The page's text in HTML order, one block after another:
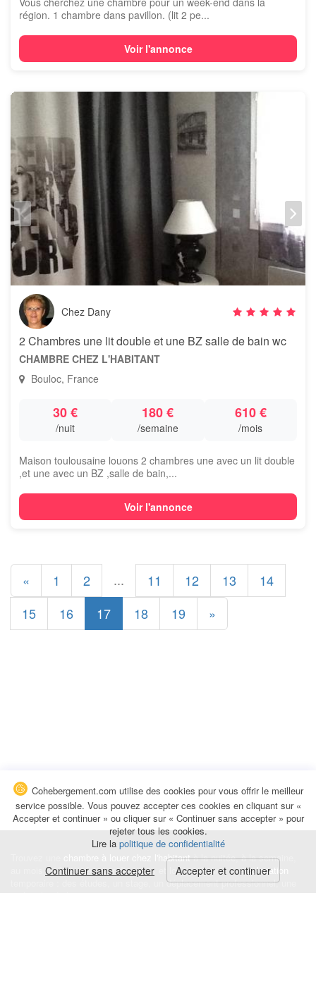
région. 1 chambre dans pavillon. (lit 2 pe...
Voir l'annonce
Chez Dany
2 Chambres une lit double et une BZ salle de bain wc
CHAMBRE CHEZ L'HABITANT
Bouloc, France
30 €
/nuit
180 €
/semaine
610 €
/mois
Maison toulousaine louons 2 chambres une avec un lit double
,et une avec un BZ ,salle de bain,...
Voir l'annonce
« 1 2 ... 11 12 13
14
15
16 17 18 19 »
chambre à louer chez l'habitantà la nuitée, à la semaine,
au mois ou à l'année pour de courts et longs séjours, unecolocation
temporaire : des études, un stage, un déplacement professionnel, une
Cohebergement.com utilise des cookies pour vous offrir le meilleur
service possible. Vous pouvez accepter ces cookies en cliquant sur «
Accepter et continuer » ou cliquer sur « Continuer sans accepter » pour
rejeter tous les cookies.
Lire la politique de confidentialité
Continuer sans accepter Accepter et continuer